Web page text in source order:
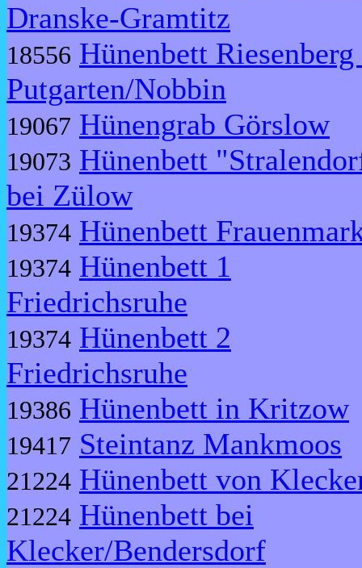
Dranske-Gramtitz
18556 Hünenbett
Putgarten/Nobbin
19067 Hünengrab Görslow
19073 Hünenbett
bei Zülow
19374 Hünenbett
19374 Hünenbett 1
Friedrichsruhe
19374 Hünenbett 2
Friedrichsruhe
19386 Hünenbett in Kritzow
19417 Steintanz Mankmoos
21224 Hünenbett von
21224 Hünenbett bei
Klecker/Bendersdorf